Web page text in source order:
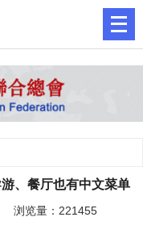
、餐厅也有中文菜单
浏览量：221455